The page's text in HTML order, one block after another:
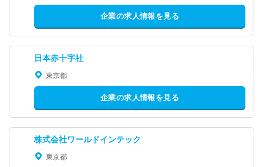
企業の求人情報を見る
日本赤十字社
東京都
企業の求人情報を見る
株式会社ワールドインテック
東京都